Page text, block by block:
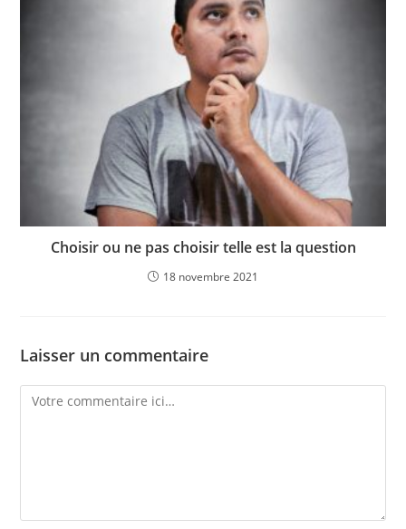
Choisir ou ne pas choisir telle est la question
18 novembre 2021
Laisser un commentaire
Comment